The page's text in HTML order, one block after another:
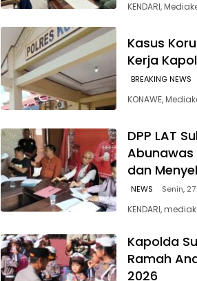
KENDARI,
Kasus
Kerja
BREAKING NEWS
KONAWE,
‎DPP LAT
Abunawas
dan
NEWS Senin,
KENDARI,
Kapolda
Ramah
2026